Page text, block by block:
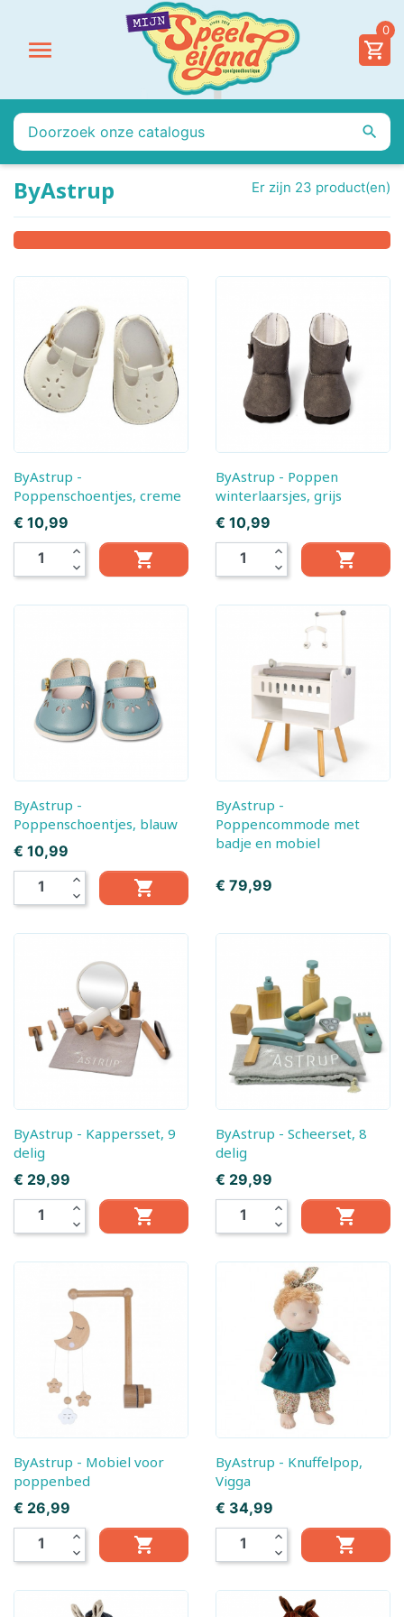

0

ByAstrup Er zijn 23 product(en)
ByAstrup -
Poppenschoentjes, creme
Prijs
€ 10,99
expand_less
expand_more

ByAstrup - Poppen
winterlaarsjes, grijs
Prijs
€ 10,99
expand_less
expand_more

ByAstrup -
Poppenschoentjes, blauw
Prijs
€ 10,99
expand_less
expand_more

ByAstrup -
Poppencommode met
badje en mobiel
Prijs
€ 79,99
ByAstrup - Kappersset, 9
delig
Prijs
€ 29,99
expand_less
expand_more

ByAstrup - Scheerset, 8
delig
Prijs
€ 29,99
expand_less
expand_more

ByAstrup - Mobiel voor
poppenbed
Prijs
€ 26,99
expand_less
expand_more

ByAstrup - Knuffelpop,
Vigga
Prijs
€ 34,99
expand_less
expand_more
